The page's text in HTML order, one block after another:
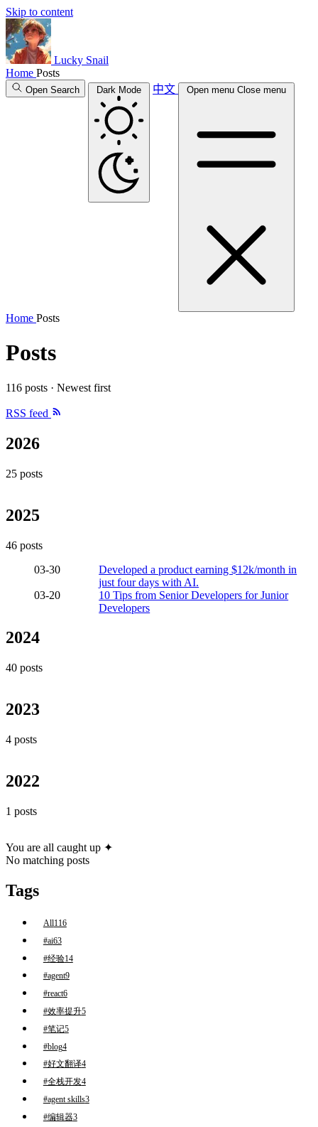
Skip to content
Lucky Snail
Home Posts
Open Search Dark Mode 中文 Open menu Close menu
Home Posts
Posts
116 posts · Newest first
RSS feed
2026
25 posts
2025
46 posts
03-30
Developed a product earning $12k/month in
just four days with AI.
03-20
10 Tips from Senior Developers for Junior
Developers
2024
40 posts
2023
4 posts
2022
1 posts
You are all caught up ✦
No matching posts
Tags
All116
#ai63
#经验14
#agent9
#react6
#效率提升5
#笔记5
#blog4
#好文翻译4
#全栈开发4
#agent skills3
#编辑器3